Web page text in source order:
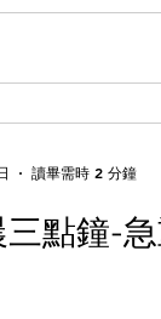
三點鐘-
讀畢需時 2 分鐘